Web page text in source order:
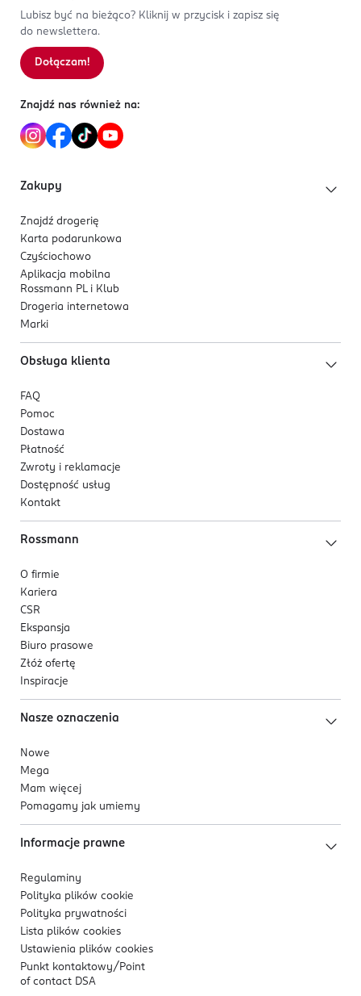
Lubisz być na bieżąco? Kliknij w przycisk i zapisz się
do newslettera.
Dołączam!
Znajdź nas również na:
Zakupy
Znajdź drogerię
Karta podarunkowa
Czyściochowo
Aplikacja mobilna
Rossmann PL i Klub
Drogeria internetowa
Marki
Obsługa klienta
FAQ
Pomoc
Dostawa
Płatność
Zwroty i reklamacje
Dostępność usług
Kontakt
Rossmann
O firmie
Kariera
CSR
Ekspansja
Biuro prasowe
Złóż ofertę
Inspiracje
Nasze oznaczenia
Nowe
Mega
Mam więcej
Pomagamy jak umiemy
Informacje prawne
Regulaminy
Polityka plików cookie
Polityka prywatności
Lista plików cookies
Ustawienia plików cookies
Punkt kontaktowy/ Point
of contact DSA